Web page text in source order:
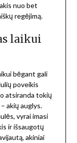
nuo bet
regėjimą.
laikui
bėgant gali
poveikis
atsiranda tokių
akių auglys.
vyrai imasi
ir išsaugotų
akiniai